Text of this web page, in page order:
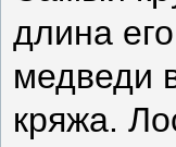
длина
медведи
кряжа.